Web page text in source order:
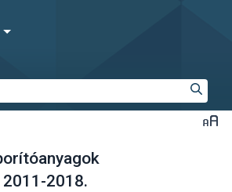
2018.